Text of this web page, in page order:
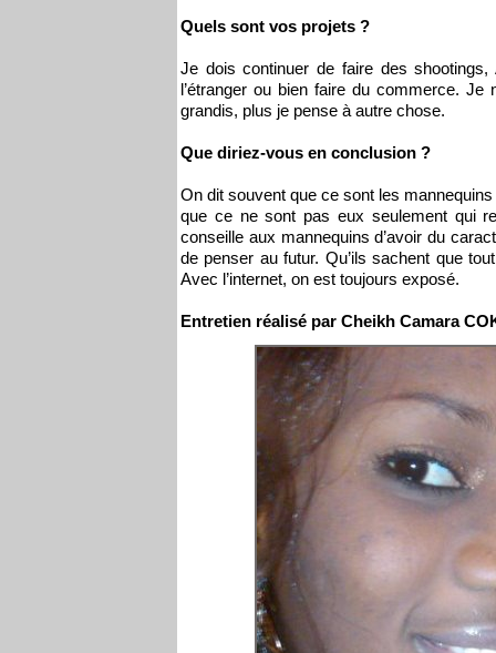
Quels sont vos projets ?
Je dois continuer de faire des
l’étranger ou bien faire du commerce.
grandis, plus je pense à autre chose.
Que diriez-vous en conclusion ?
On dit souvent que ce sont les
que ce ne sont pas eux seulement qui
conseille aux mannequins d’avoir du
de penser au futur. Qu’ils sachent que
Avec l’internet, on est toujours exposé.
Entretien réalisé par Cheikh Camara